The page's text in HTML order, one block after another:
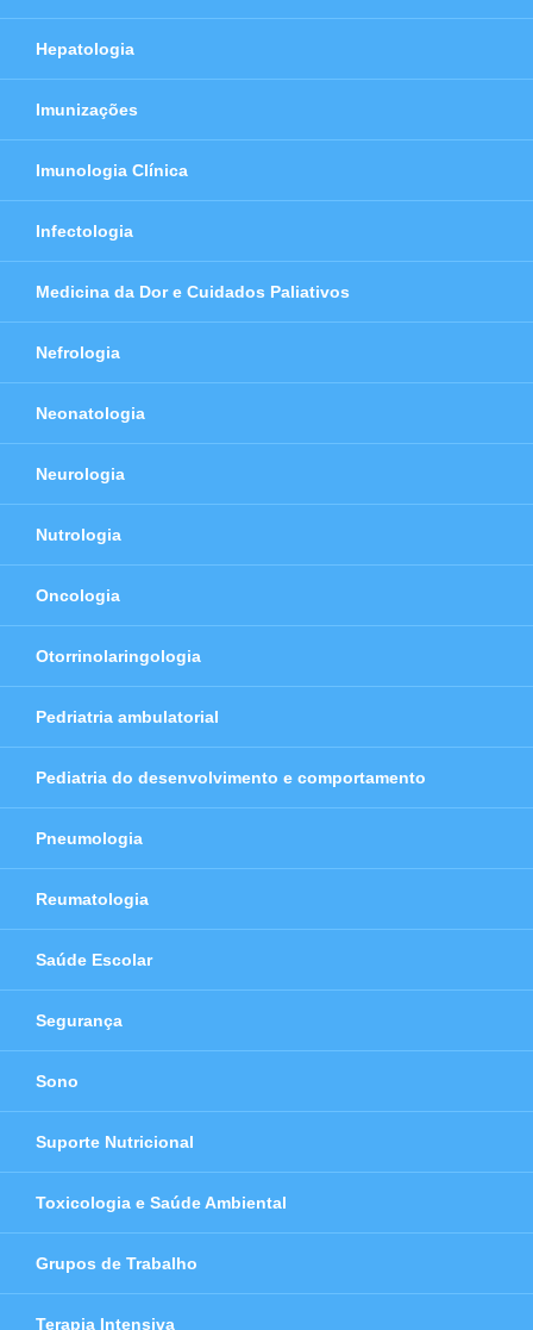
Hepatologia
Imunizações
Imunologia Clínica
Infectologia
Medicina da Dor e Cuidados Paliativos
Nefrologia
Neonatologia
Neurologia
Nutrologia
Oncologia
Otorrinolaringologia
Pedriatria ambulatorial
Pediatria do desenvolvimento e comportamento
Pneumologia
Reumatologia
Saúde Escolar
Segurança
Sono
Suporte Nutricional
Toxicologia e Saúde Ambiental
Grupos de Trabalho
Terapia Intensiva